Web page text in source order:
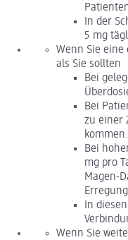
In der
5 mg
Wenn Sie eine
als Sie sollten
Bei
Bei
zu einer
kommen.
Bei
mg pro
Magen-
In
Wenn Sie